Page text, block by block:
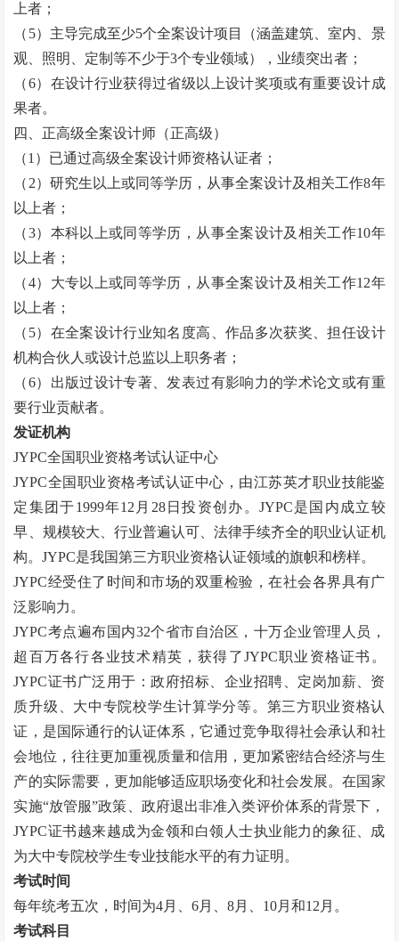
上者；
（ 5）主导完成至少5个全案设计项目（涵盖建筑、室内、景
观、照明、定制等不少于3个专业领域），业绩突出者；
（6）在设计行业获得过省级以上设计奖项或有重要设计成
果者。
四、正高级全案设计师（正高级）
（1 ）已通过高级全案设计师资格认证者；
（ 2）研究生以上或同等学历，从事全案设计及相关工作8年
以上者；
（3）本科以上或同等学历，从事全案设计及相关工作10年
以上者；
（4）大专以上或同等学历，从事全案设计及相关工作12年
以上者；
（ 5）在全案设计行业知名度高、作品多次获奖、担任设计
机构合伙人或设计总监以上职务者；
（6）出版过设计专著、发表过有影响力的学术论文或有重
要行业贡献者。
发证机构
JYPC全国职业资格考试认证中心
JYPC全国职业资格考试认证中心，由江苏英才职业技能鉴
定集团于1999年12 月 28日投资创办。 JYPC是国内成立较
早、规模较大、行业普遍认可、法律手续齐全的职业认证机
构。JYPC是我国第三方职业资格认证领域的旗帜和榜样。
JYPC经受住了时间和市场的双重检验，在社会各界具有广
泛影响力。
JYPC考点遍布国内32个省市自治区，十万企业管理人员，
超百万各行各业技术精英，获得了JYPC职业资格证书。
JYPC证书广泛用于：政府招标、企业招聘、定岗加薪、资
质升级、大中专院校学生计算学分等。第三方职业资格认
证，是国际通行的认证体系，它通过竞争取得社会承认和社
会地位，往往更加重视质量和信用，更加紧密结合经济与生
产的实际需要，更加能够适应职场变化和社会发展。在国家
实施“放管服”政策、政府退出非准入类评价体系的背景下，
JYPC证书越来越成为金领和白领人士执业能力的象征、成
为大中专院校学生专业技能水平的有力证明。
考试时间
每年统考五次，时间为4月、6月、8月、 10月和12 月。
考试科目